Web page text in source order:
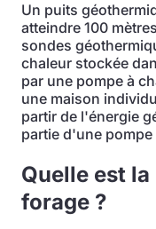
Un puits
atteindre 100
sondes
chaleur stockée
par une pompe à
une maison
partir de l'énergie
partie d'une pompe
Quelle est
forage ?